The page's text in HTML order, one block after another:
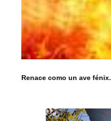
Renace como un ave fénix.